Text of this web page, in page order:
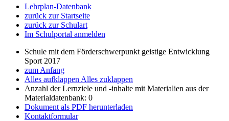
Lehrplan-Datenbank
zurück zur Startseite
zurück zur Schulart
Im Schulportal anmelden
Schule mit dem Förderschwerpunkt geistige Entwicklung
Sport 2017
zum Anfang
Alles aufklappen Alles zuklappen
Anzahl der Lernziele und -inhalte mit Materialien aus der
Materialdatenbank: 0
Dokument als PDF herunterladen
Kontaktformular